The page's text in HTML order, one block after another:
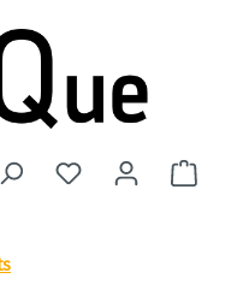
Du hast 0